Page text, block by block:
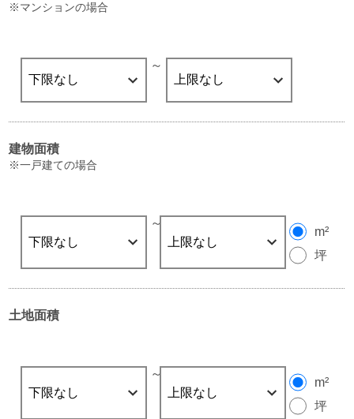
※マンションの場合
～
建物面積
※一戸建ての場合
～
m²
坪
土地面積
～
m²
坪